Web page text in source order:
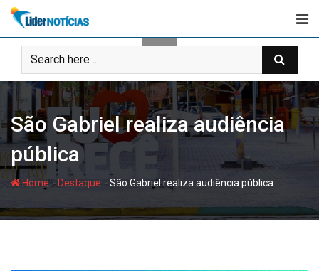
Skip
content
São Gabriel realiza audiência
pública
Home- Destaque -São Gabriel realiza audiência pública